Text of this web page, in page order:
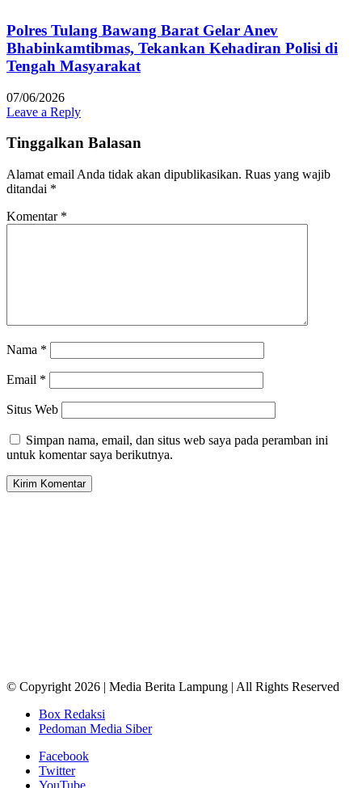
Polres Tulang Bawang Barat Gelar Anev
Bhabinkamtibmas, Tekankan Kehadiran Polisi di
Tengah Masyarakat
07/06/2026
Leave a Reply
Tinggalkan Balasan
Alamat email Anda tidak akan dipublikasikan. Ruas yang wajib
ditandai *
Komentar *
Nama *
Email *
Situs Web
Simpan nama, email, dan situs web saya pada peramban ini
untuk komentar saya berikutnya.
© Copyright 2026 | Media Berita Lampung | All Rights Reserved
Box Redaksi
Pedoman Media Siber
Facebook
Twitter